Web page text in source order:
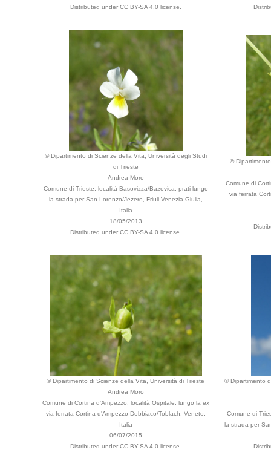
Distributed under CC BY-SA 4.0 license.
© Dipartimento di Scienze della Vita, Università degli Studi
di Trieste
Andrea Moro
Comune di Trieste, località Basovizza/Bazovica, prati lungo
la strada per San Lorenzo/Jezero, Friuli Venezia Giulia,
Italia
18/05/2013
Distributed under CC BY-SA 4.0 license.
©
Comune di
via ferrata
© Dipartimento di Scienze della Vita, Università di Trieste
Andrea Moro
Comune di Cortina d'Ampezzo, località Ospitale, lungo la ex
via ferrata Cortina d'Ampezzo-Dobbiaco/Toblach, Veneto,
Italia
06/07/2015
Distributed under CC BY-SA 4.0 license.
© Dipartimento
Comune di
la strada per